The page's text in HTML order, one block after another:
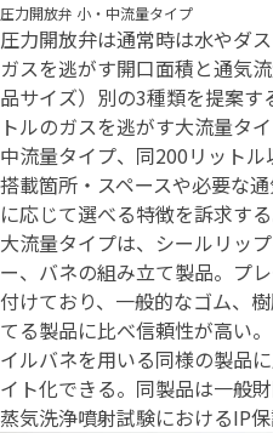
圧力開放弁 小・中流量タイプ
圧力開放弁は通常時は水やダ
ガスを逃がす開口面積と通気
品サイズ）別の3種類を提案す
トルのガスを逃がす大流量タ
中流量タイプ、同200リットル
搭載箇所・スペースや必要な
に応じて選べる特徴を訴求する
大流量タイプは、シールリッ
ー、バネの組み立て製品。プ
付けており、一般的なゴム、
てる製品に比べ信頼性が高い
イルバネを用いる同様の製品
イト化できる。同製品は一般
蒸気洗浄噴射試験におけるIP保